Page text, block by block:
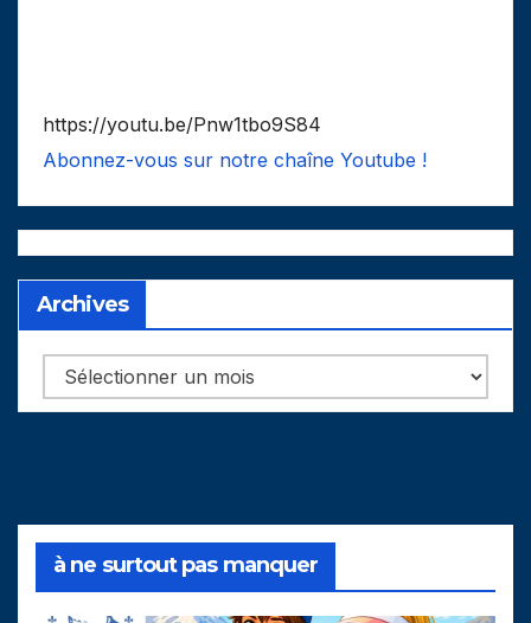
https://youtu.be/Pnw1tbo9S84
Abonnez-vous sur notre chaîne Youtube !
Archives
Archives
à ne surtout pas manquer